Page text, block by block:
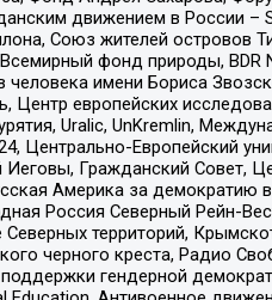
движением в России –
Союз жителей островов
Всемирный фонд природы,
человека имени Бориса
Центр европейских
Uralic, UnKremlin,
Центрально-Европейский
Иеговы, Гражданский Совет,
Америка за демократию
Россия Северный Рейн-
территорий,
черного креста, Радио
гендерной